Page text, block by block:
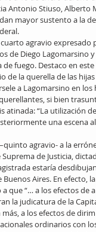
Antonio Stiuso, Alberto
mayor sustento a la
agravio
de Diego Lagomarsino
fuego. Destaco en
de la querella de las
a Lagomarsino en
si bien
atinada: “La utilización
una escena
agravio- a la
de Justicia,
estaría
Aires. En efecto,
que “… a los efectos de
la judicatura de la
a los efectos de
ordinarios con